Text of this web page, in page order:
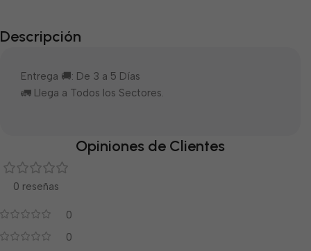
Descripción
Entrega 🚚: De 3 a 5 Días
🚛 Llega a Todos los Sectores.
Opiniones de Clientes
0 reseñas
0
0